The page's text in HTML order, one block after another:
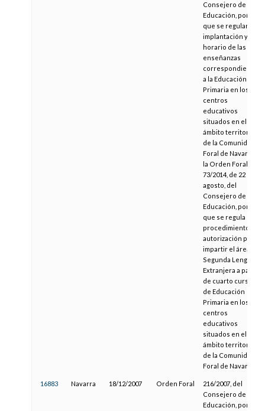
Consejero de
Educación, por la
que se regulan la
implantación y el
horario de las
enseñanzas
correspondientes
a la Educación
Primaria en los
centros
educativos
situados en el
ámbito territorial
de la Comunidad
Foral de Navarra y
la Orden Foral
73/2014, de 22 de
agosto, del
Consejero de
Educación, por la
que se regula el
procedimiento de
autorización para
impartir el área de
Segunda Lengua
Extranjera a partir
de cuarto curso
de Educación
Primaria en los
centros
educativos
situados en el
ámbito territorial
de la Comunidad
Foral de Navarra
16883 Navarra 18/12/2007 Orden Foral
216/2007, del
Consejero de
Educación, por la